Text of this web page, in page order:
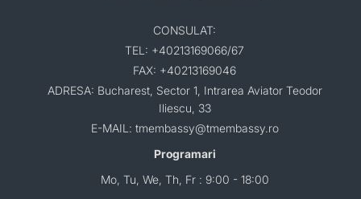
CONSULAT:
TEL: +40213169066/67
FAX: +40213169046
ADRESA: Bucharest, Sector 1, Intrarea Aviator Teodor
Iliescu, 33
E-MAIL: tmembassy@tmembassy.ro
Programari
Mo, Tu, We, Th, Fr : 9:00 - 18:00